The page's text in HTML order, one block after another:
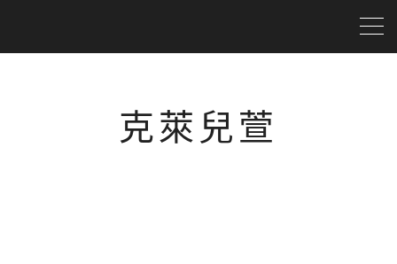
克萊兒萱